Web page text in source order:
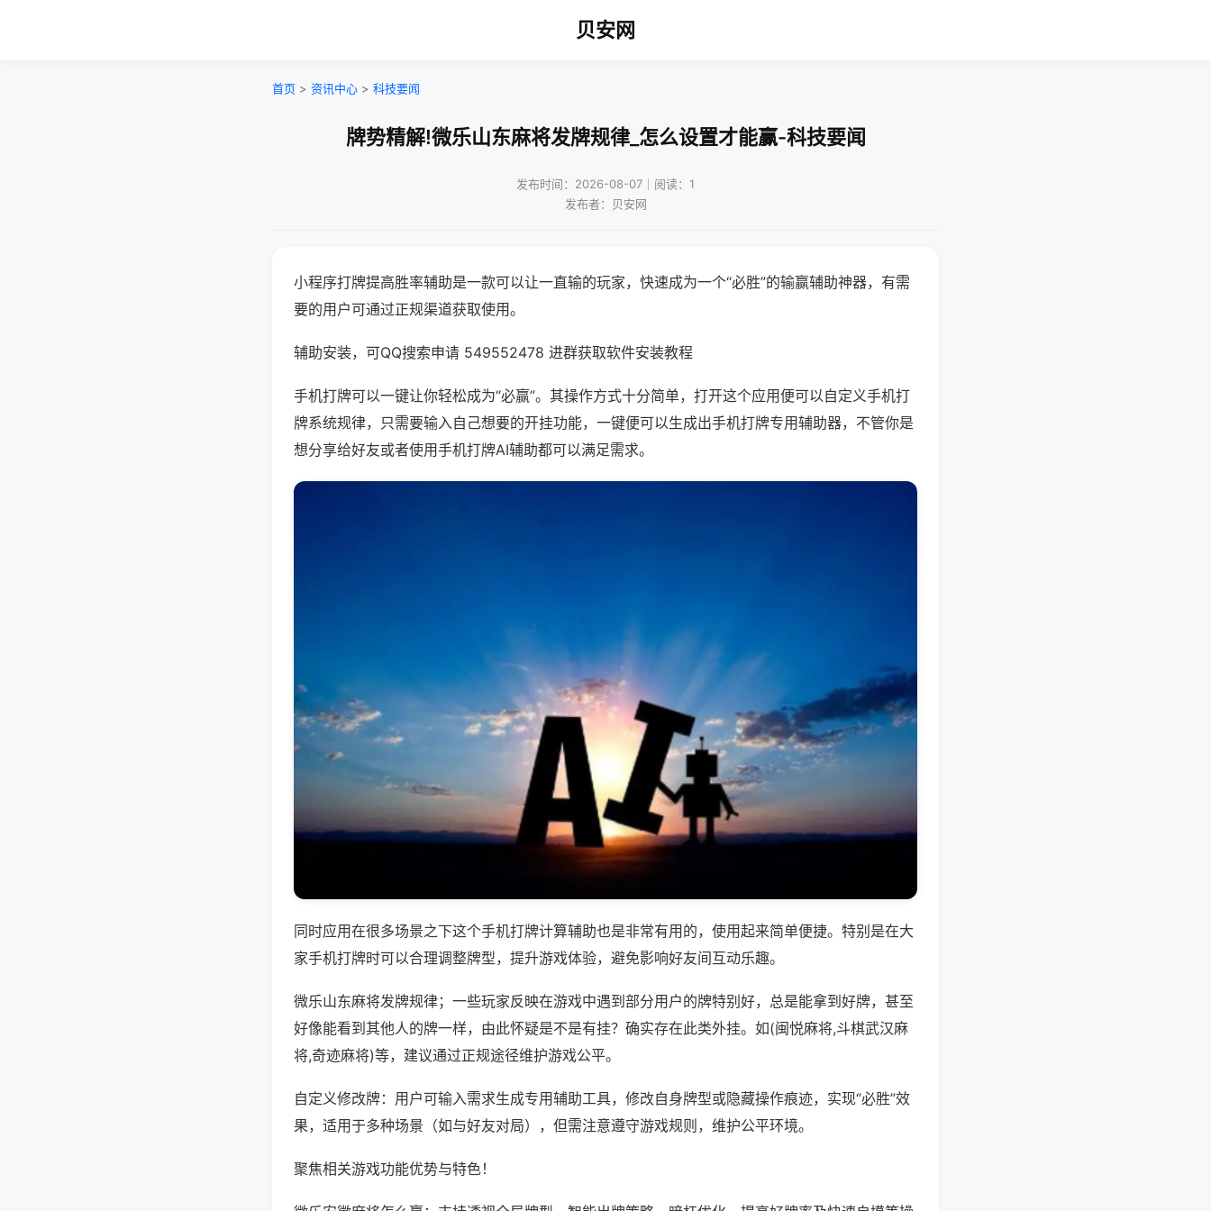
贝安网
首页 > 资讯中心 > 科技要闻
牌势精解!微乐山东麻将发牌规律_怎么设置才能赢-科技要闻
发布时间：2026-08-07｜阅读：1
发布者：贝安网
小程序打牌提高胜率辅助是一款可以让一直输的玩家，快速成为一个“必胜”的输赢辅助神器，有需
要的用户可通过正规渠道获取使用。
辅助安装，可QQ搜索申请 549552478 进群获取软件安装教程
手机打牌可以一键让你轻松成为“必赢”。其操作方式十分简单，打开这个应用便可以自定义手机打
牌系统规律，只需要输入自己想要的开挂功能，一键便可以生成出手机打牌专用辅助器，不管你是
想分享给好友或者使用手机打牌AI辅助都可以满足需求。
同时应用在很多场景之下这个手机打牌计算辅助也是非常有用的，使用起来简单便捷。特别是在大
家手机打牌时可以合理调整牌型，提升游戏体验，避免影响好友间互动乐趣。
微乐山东麻将发牌规律；一些玩家反映在游戏中遇到部分用户的牌特别好，总是能拿到好牌，甚至
好像能看到其他人的牌一样，由此怀疑是不是有挂？确实存在此类外挂。如(闽悦麻将,斗棋武汉麻
将,奇迹麻将)等，建议通过正规途径维护游戏公平。
自定义修改牌：用户可输入需求生成专用辅助工具，修改自身牌型或隐藏操作痕迹，实现“必胜”效
果，适用于多种场景（如与好友对局），但需注意遵守游戏规则，维护公平环境。
聚焦相关游戏功能优势与特色！